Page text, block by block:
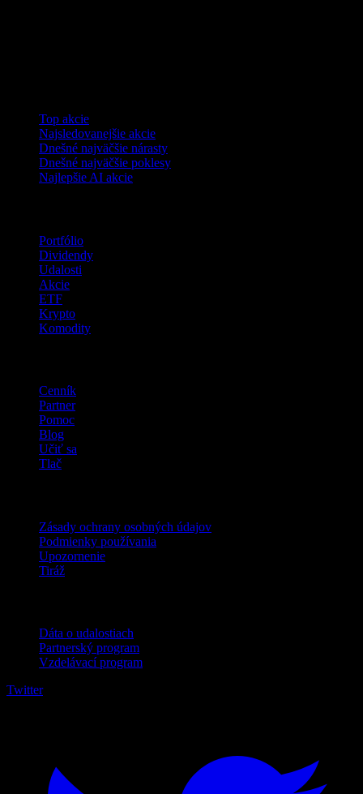
Top akcie
Najsledovanejšie akcie
Dnešné najväčšie nárasty
Dnešné najväčšie poklesy
Najlepšie AI akcie
Portfólio
Dividendy
Udalosti
Akcie
ETF
Krypto
Komodity
Cenník
Partner
Pomoc
Blog
Učiť sa
Tlač
Zásady ochrany osobných údajov
Podmienky používania
Upozornenie
Tiráž
Dáta o udalostiach
Partnerský program
Vzdelávací program
Twitter